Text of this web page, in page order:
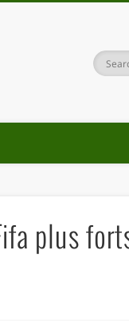
plus